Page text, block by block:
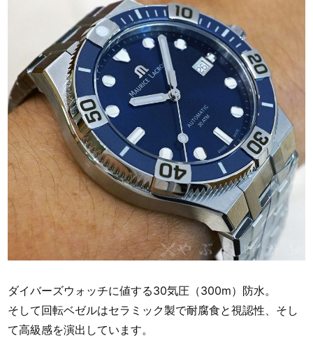
ダイバーズウォッチに値する30気圧（300m）防水。
そして回転ベゼルはセラミック製で耐腐食と視認性、そし
て高級感を演出しています。